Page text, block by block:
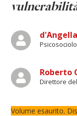
Roberto
Direttore
Volume esaurito.